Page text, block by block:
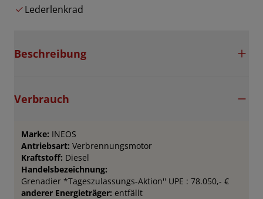
Lederlenkrad
Beschreibung
Verbrauch
Marke: INEOS
Antriebsart: Verbrennungsmotor
Kraftstoff: Diesel
Handelsbezeichnung:
Grenadier *Tageszulassungs-Aktion'' UPE : 78.050,- €
anderer Energieträger: entfällt